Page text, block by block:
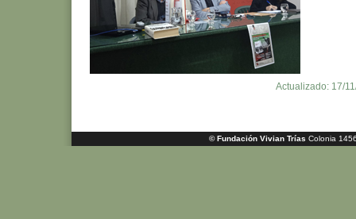
Actualizado: 17/
© Fundación Vivian Trías Colonia